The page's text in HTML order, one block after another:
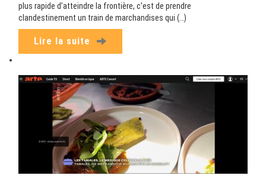
plus rapide d’atteindre la frontière, c’est de prendre
clandestinement un train de marchandises qui (…)
Lire la suite